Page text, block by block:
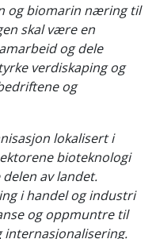
og biomarin næring til
skal være en
og dele
verdiskaping og
og
lokalisert i
bioteknologi
av landet.
i handel og industri
og oppmuntre til
internasjonalisering.